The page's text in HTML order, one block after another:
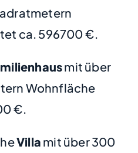
ca. 596700 €.
mit über
Wohnfläche
€.
Villa mit über 300